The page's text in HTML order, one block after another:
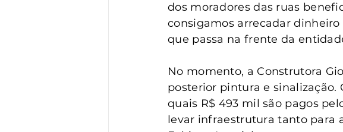
dos moradores das ruas
consigamos arrecadar
que passa na frente da
No momento, a Construtora
posterior pintura e sinalização.
quais R$ 493 mil são pagos
levar infraestrutura tanto para